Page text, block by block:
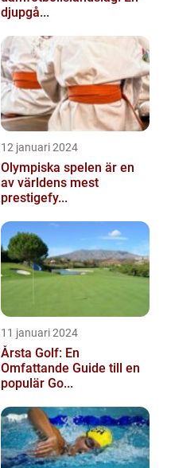
djupgå...
12 januari 2024
Olympiska spelen är en
av världens mest
prestigefy...
11 januari 2024
Årsta Golf: En
Omfattande Guide till en
populär Go...